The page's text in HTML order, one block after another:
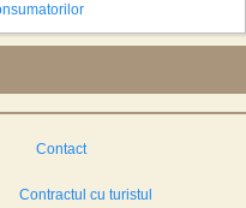
Contact
Contractul cu turistul